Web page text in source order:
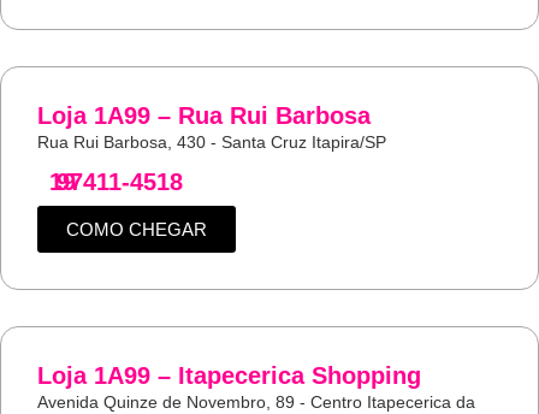
Loja 1A99 – Rua Rui Barbosa
Rua Rui Barbosa, 430 - Santa Cruz Itapira/SP
19
97411-4518
COMO CHEGAR
Loja 1A99 – Itapecerica Shopping
Avenida Quinze de Novembro, 89 - Centro Itapecerica da